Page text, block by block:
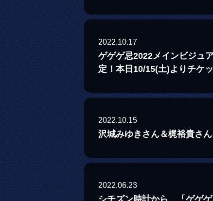
2022.10.17
ゲゲゲ忌2022メインビジュ
定！本日10/15(土)よりチケ
2022.10.15
沢城みゆきさん＆梶裕貴さ
2022.06.23